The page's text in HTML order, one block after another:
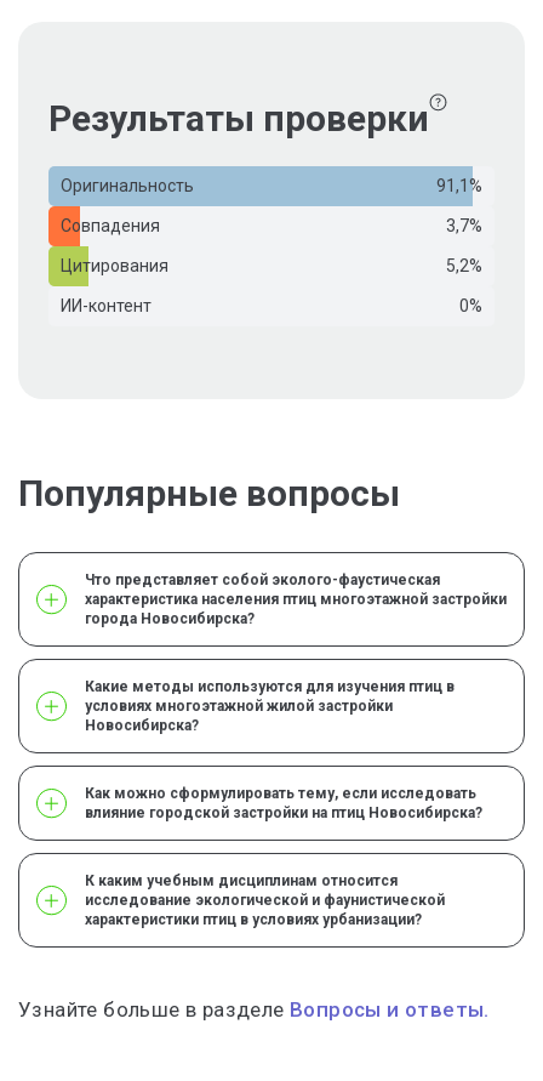
Результаты проверки
Оригинальность 91,1%
Совпадения 3,7%
Цитирования 5,2%
ИИ-контент 0%
Популярные вопросы
Что представляет собой эколого-фаустическая
характеристика населения птиц многоэтажной застройки
города Новосибирска?
Какие методы используются для изучения птиц в
условиях многоэтажной жилой застройки
Новосибирска?
Как можно сформулировать тему, если исследовать
влияние городской застройки на птиц Новосибирска?
К каким учебным дисциплинам относится
исследование экологической и фаунистической
характеристики птиц в условиях урбанизации?
Узнайте больше в разделе Вопросы и ответы.